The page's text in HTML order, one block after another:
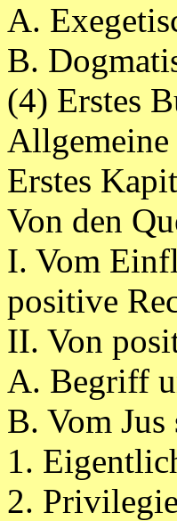
A.
B.
(4) Erstes
Allgemeine
Erstes
Von den
I. Vom
positive
II. Von
A. Begriff
B. Vom
1.
2.